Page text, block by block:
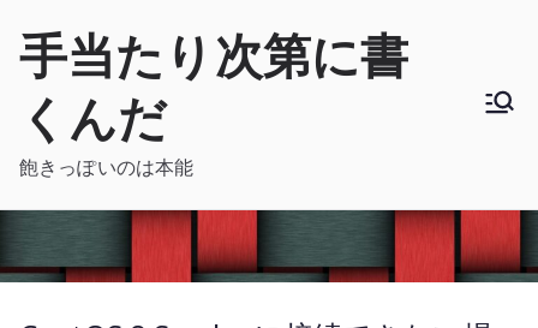
手当たり次第に書
くんだ
飽きっぽいのは本能